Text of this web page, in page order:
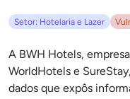
Setor: Hotelaria e Lazer
A BWH Hotels,
WorldHotels e
dados que expôs